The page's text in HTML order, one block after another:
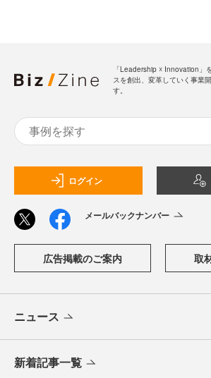
「Leadership ☓ Innovation」
スを創出、変革していく事業
す。
ログイン
メールバックナンバー
広告掲載のご案内 取
ニュース
新着記事一覧